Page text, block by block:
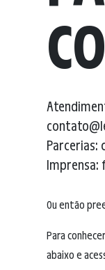
Parcerias:
Ou então
Para
abaixo e